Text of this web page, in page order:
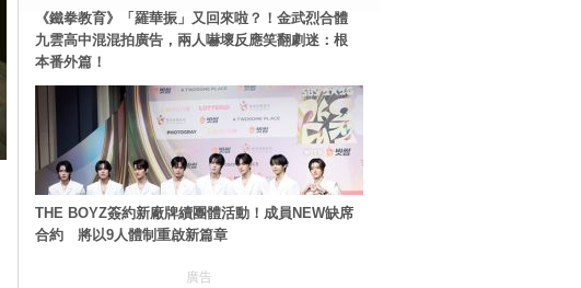
《鐵拳教育》「羅華振」又回來啦？！金武烈合體
九雲高中混混拍廣告，兩人嚇壞反應笑翻劇迷：根
本番外篇！
THE BOYZ簽約新廠牌續團體活動！成員NEW缺席
合約 將以9人體制重啟新篇章
廣告